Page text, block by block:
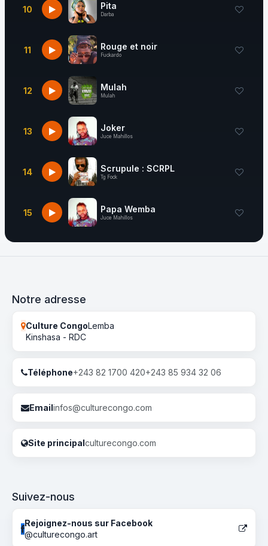
10 Pita
Darba
11 Rouge et noir
Fuckardo
12 Mulah
Mulah
13 Joker
Juce Mahillos
14 Scrupule : SCRPL
Tg Fock
15 Papa Wemba
Juce Mahillos
Notre adresse
Culture CongoLemba
Kinshasa - RDC
Téléphone+243 82 1700 420+243 85 934 32 06
Emailinfos@culturecongo.com
Site principalculturecongo.com
Suivez-nous
Rejoignez-nous sur Facebook
@culturecongo.art